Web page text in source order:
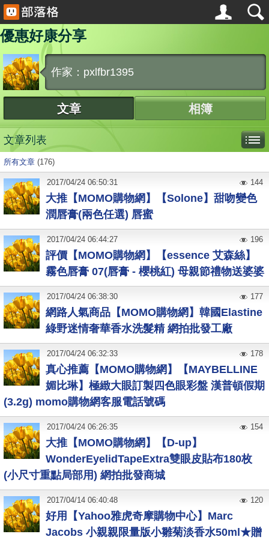
優惠好康分享
作家：pxlfbr1395
文章 相簿
文章列表
所有文章 (176)
大推【MOMO購物網】【Solone】甜吻變色
潤唇膏(兩色任選) 唇蜜
2017/04/24 06:50:31 144
評價【MOMO購物網】【essence 艾森絲】
霧色唇膏 07(唇膏 - 櫻桃紅) 母親節禮物送婆婆
2017/04/24 06:44:27 196
網路人氣商品【MOMO購物網】韓國Elastine
綠野迷情奢華香水洗髮精 網拍批發工廠
2017/04/24 06:38:30 177
真心推薦【MOMO購物網】【MAYBELLINE
媚比琳】極緻大眼訂製四色眼彩盤 漢普頓假期
(3.2g) momo購物網客服電話號碼
2017/04/24 06:32:33 178
大推【MOMO購物網】【D-up】
WonderEyelidTapeExtra雙眼皮貼布180枚
(小尺寸重點局部用) 網拍批發商城
2017/04/24 06:26:35 154
好用【Yahoo雅虎奇摩購物中心】Marc
Jacobs 小親親限量版小雛菊淡香水50ml★贈
2017/04/14 06:40:48 120